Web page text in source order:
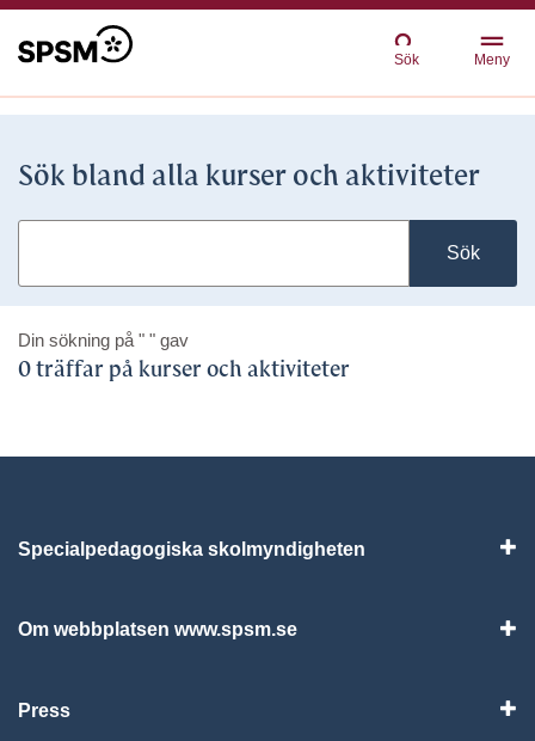
Sök Meny
Sök bland alla kurser och aktiviteter
Sök
Din sökning på " " gav
0 träffar på kurser och aktiviteter
Specialpedagogiska skolmyndigheten
Om webbplatsen www.spsm.se
Press